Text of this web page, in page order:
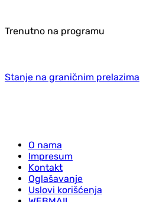
Trenutno na programu
Stanje na graničnim prelazima
O nama
Impresum
Kontakt
Oglašavanje
Uslovi korišćenja